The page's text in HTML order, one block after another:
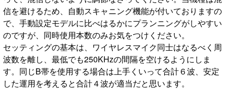
信を避けるため、自動スキャニング機能が付いておりますの
で、手動設定モデルに比べはるかにプランニングがしやすい
のですが、同時使用本数のみお気をつけください。
セッティングの基本は、ワイヤレスマイク同士はなるべく周
波数を離し、最低でも250KHzの間隔を空けるようにしま
す。同じB帯を使用する場合は上手くいって合計６波、安定
した運用を考えると合計４波が適当だと思います。